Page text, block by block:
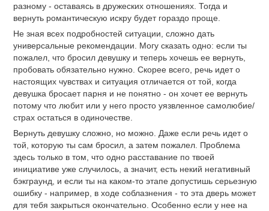
разному - оставаясь в дружеских отношениях. Тогда и
вернуть романтическую искру будет гораздо проще.
Не зная всех подробностей ситуации, сложно дать
универсальные рекомендации. Могу сказать одно: если ты
пожалел, что бросил девушку и теперь хочешь ее вернуть,
пробовать обязательно нужно. Скорее всего, речь идет о
настоящих чувствах и ситуация отличается от той, когда
девушка бросает парня и не понятно - он хочет ее вернуть
потому что любит или у него просто уязвленное самолюбие/
страх остаться в одиночестве.
Вернуть девушку сложно, но можно. Даже если речь идет о
той, которую ты сам бросил, а затем пожалел. Проблема
здесь только в том, что одно расставание по твоей
инициативе уже случилось, а значит, есть некий негативный
бэкграунд, и если ты на каком-то этапе допустишь серьезную
ошибку - например, в ходе соблазнения - то эта дверь может
для тебя закрыться окончательно. Особенно если у нее на